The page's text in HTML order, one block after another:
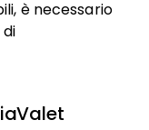
è necessario